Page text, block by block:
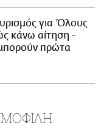
για Όλους
κάνω αίτηση -
πρώτα